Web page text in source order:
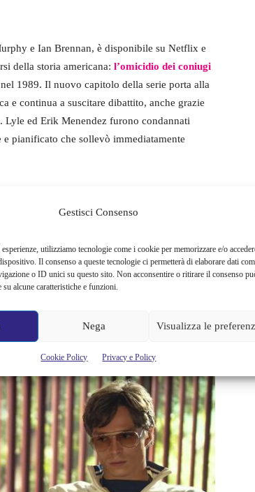
Gestisci Consenso
utilizziamo tecnologie come i cookie per memorizzare e/o
Il consenso a queste tecnologie ci permetterà di elaborare dati
o ID unici su questo sito. Non acconsentire o ritirare il consenso
alcune caratteristiche e funzioni.
Nega Visualizza le
Cookie Policy Privacy e Policy
e Ian Brennan, è disponibile su Netflix e
della storia americana: l’omicidio dei coniugi
nel 1989. Il nuovo capitolo della serie porta alla
e continua a suscitare dibattito, anche grazie
Lyle ed Erik Menendez furono condannati
pianificato che sollevò immediatamente
familiare che ha segnato la vita dei
vittime di abusi emotivi, psicologici e
dettagli, all’epoca trattati con scetticismo, oggi
consapevolezza pubblica sugli abusi sessuali
che Murphy e Brennan sfruttano per
si concentrasse maggiormente
che sulle gravi accuse di abusi familiari.